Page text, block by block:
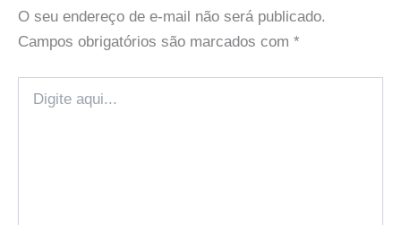
O seu endereço de e-mail não será publicado.
Campos obrigatórios são marcados com *
aqui...